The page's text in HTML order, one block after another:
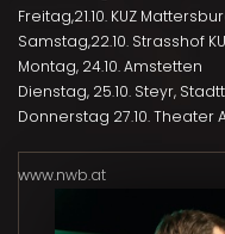
Freitag,21.10. KUZ
Samstag,22.10. Strasshof
Montag, 24.10. Amstetten
Dienstag, 25.10. Steyr,
Donnerstag 27.10. Theater
www.nwb.at